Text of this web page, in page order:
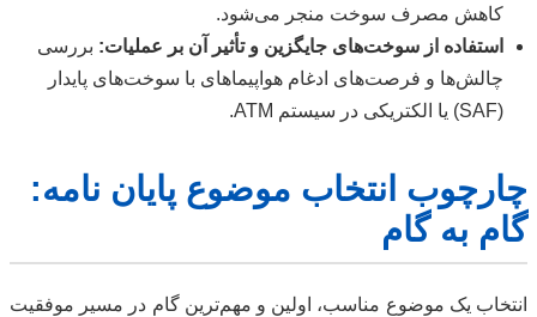
کاهش مصرف سوخت منجر می‌شود.
استفاده از سوخت‌های جایگزین و تأثیر آن بر عملیات: بررسی
چالش‌ها و فرصت‌های ادغام هواپیماهای با سوخت‌های پایدار
(SAF) یا الکتریکی در سیستم ATM.
چارچوب انتخاب موضوع پایان نامه:
گام به گام
انتخاب یک موضوع مناسب، اولین و مهم‌ترین گام در مسیر موفقیت